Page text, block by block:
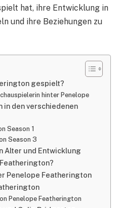
hat, ihre Entwicklung in
und ihre Beziehungen zu
gespielt?
hinter Penelope
in den verschiedenen
Season 1
Season 3
Alter und Entwicklung
Penelope Featherington
Penelope Featherington